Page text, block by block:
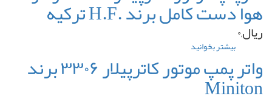
میل
لنگ
سیلندر
(
هوا دست کامل برند .H.F ترکیه
ریال,۰
بیشتر بخوانید
موتور
کاترپیلار واتر پمپ موتور کاترپیلار ۳۳۰۶ برند
Miniton